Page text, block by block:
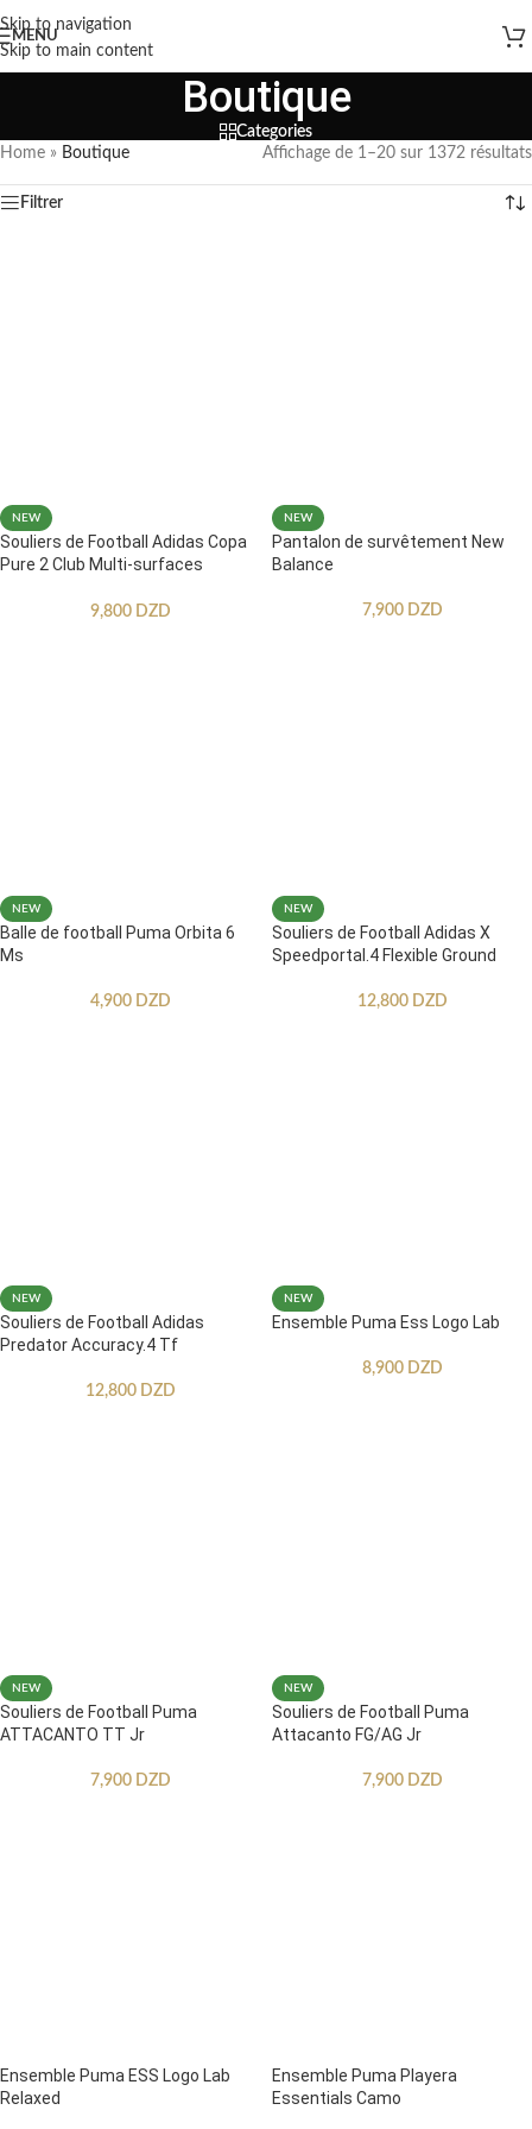
Skip to navigation
Skip to main content
MENU
Boutique
Categories
Home » Boutique Affichage de 1–20 sur 1372 résultats
Filtrer
NEW
Souliers de Football Adidas Copa
Pure 2 Club Multi-surfaces
9,800 DZD
NEW
Pantalon de survêtement New
Balance
7,900 DZD
NEW
Balle de football Puma Orbita 6
Ms
4,900 DZD
NEW
Souliers de Football Adidas X
Speedportal.4 Flexible Ground
12,800 DZD
NEW
Souliers de Football Adidas
Predator Accuracy.4 Tf
12,800 DZD
NEW
Ensemble Puma Ess Logo Lab
8,900 DZD
NEW
Souliers de Football Puma
ATTACANTO TT Jr
7,900 DZD
NEW
Souliers de Football Puma
Attacanto FG/AG Jr
7,900 DZD
Ensemble Puma ESS Logo Lab
Relaxed
Ensemble Puma Playera
Essentials Camo